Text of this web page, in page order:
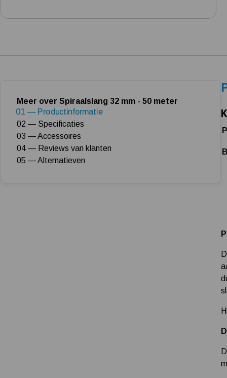
Meer over Spiraalslang 32 mm - 50 meter
01 — Productinformatie
02 — Specificaties
03 — Accessoires
04 — Reviews van klanten
05 — Alternatieven